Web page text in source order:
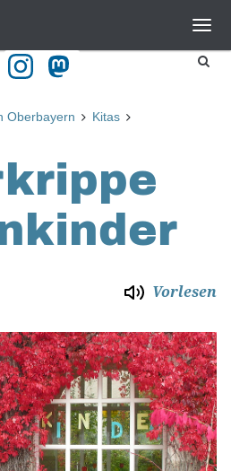
Oberbayern
Kitas
Vorlesen